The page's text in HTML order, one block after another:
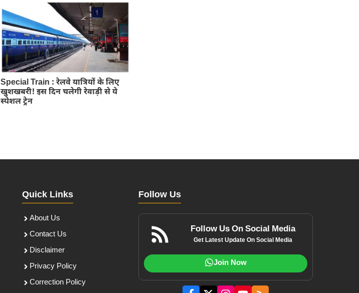
Special Train : रेलवे यात्रियों के लिए
खुशखबरी! इस दिन चलेगी रेवाड़ी से ये
स्पेशल ट्रेन
Quick Links
About Us
Contact Us
Disclaimer
Privacy Policy
Correction Policy
Follow Us
Follow Us On Social Media
Get Latest Update On Social Media
Join Now